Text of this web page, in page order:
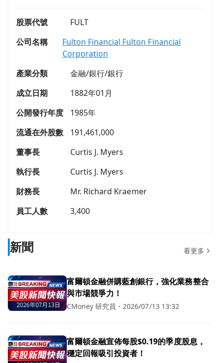
股票代號
FULT
公司名稱
Fulton Financial Fulton Financial
Corporation
產業分類
金融/銀行/銀行
成立日期
1882年01月
公開發行年度
1985年
流通在外股數
191,461,000
董事長
Curtis J. Myers
執行長
Curtis J. Myers
財務長
Mr. Richard Kraemer
員工人數
3,400
新聞 看更多
富爾頓金融併購藍創銀行，強化業務整合
與市場競爭力！
CMoney 研究員 ・ 2026/07/13 13:32
富爾頓金融宣佈每股$0.19的季度股息，
穩定回報吸引投資者！